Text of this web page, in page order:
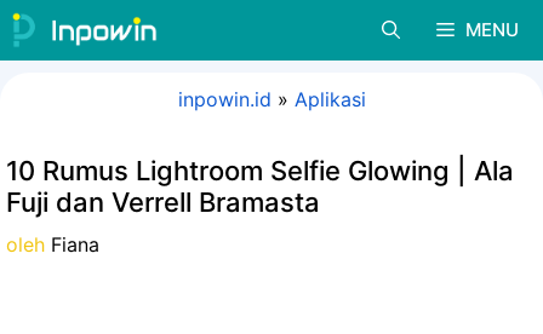
Langsung
ke
MENU
inpowin.id » Aplikasi
10 Rumus Lightroom Selfie Glowing | Ala
Fuji dan Verrell Bramasta
oleh Fiana